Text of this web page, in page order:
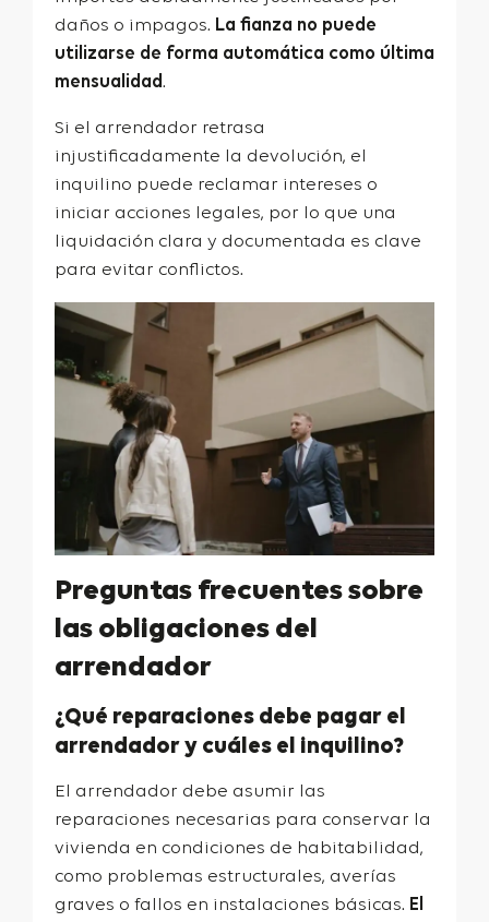
daños o impagos. La fianza no puede
utilizarse de forma automática como última
mensualidad.
Si el arrendador retrasa
injustificadamente la devolución, el
inquilino puede reclamar intereses o
iniciar acciones legales, por lo que una
liquidación clara y documentada es clave
para evitar conflictos.
Preguntas frecuentes sobre
las obligaciones del
arrendador
¿Qué reparaciones debe pagar el
arrendador y cuáles el inquilino?
El arrendador debe asumir las
reparaciones necesarias para conservar la
vivienda en condiciones de habitabilidad,
como problemas estructurales, averías
graves o fallos en instalaciones básicas. El